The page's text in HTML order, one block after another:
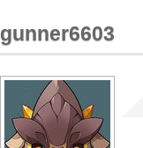
gunner6603